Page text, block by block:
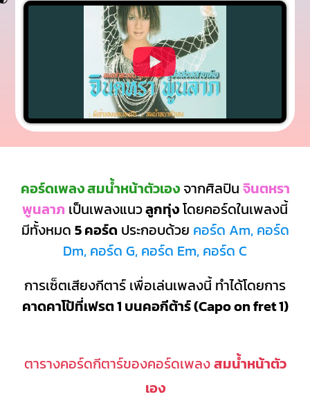
คอร์ดเพลง สมน้ำหน้าตัวเองจากศิลปิน จินตหรา
พูนลาภ เป็นเพลงแนวลูกทุ่งโดยคอร์ดในเพลงนี้
มีทั้งหมด 5 คอร์ด ประกอบด้วย คอร์ด Am, คอร์ด
Dm, คอร์ด G, คอร์ด Em, คอร์ด C
การเซ็ตเสียงกีตาร์ เพื่อเล่นเพลงนี้ ทำได้โดยการ
คาดคาโป้ที่เฟรต 1 บนคอกีต้าร์ (Capo on fret 1)
ตารางคอร์ดกีตาร์ของคอร์ดเพลงสมน้ำหน้าตัว
เอง